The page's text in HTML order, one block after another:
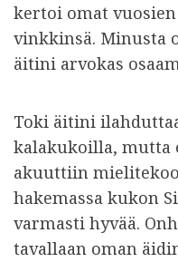
kertoi omat
vinkkinsä. Minusta
äitini arvokas
Toki äitini
kalakukoilla, mutta
akuuttiin
hakemassa kukon
varmasti hyvää.
tavallaan oman